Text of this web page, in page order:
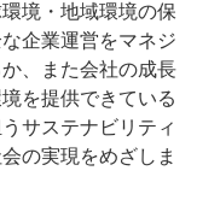
境・地域環境の保
企業運営をマネジ
、また会社の成長
を提供できている
サステナビリティ
の実現をめざしま